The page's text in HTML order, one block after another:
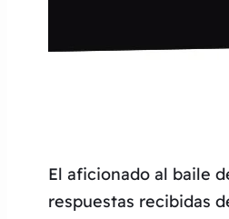
El aficionado al baile
respuestas recibidas